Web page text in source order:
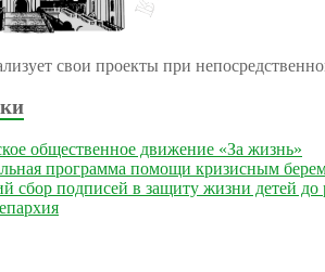
свои проекты при
общественное движение «За жизнь»
программа помощи кризисным
сбор подписей в защиту жизни детей до